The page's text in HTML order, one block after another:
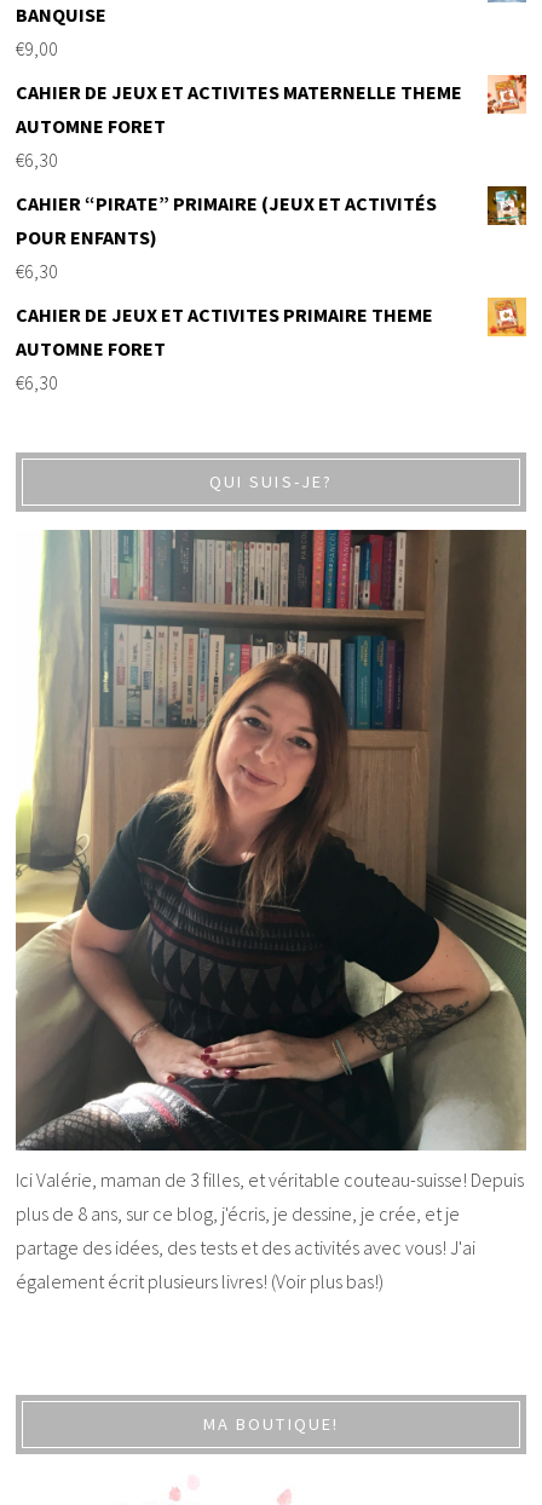
BANQUISE
€9,00
CAHIER DE JEUX ET ACTIVITES MATERNELLE THEME
AUTOMNE FORET
€6,30
CAHIER “PIRATE” PRIMAIRE (JEUX ET ACTIVITÉS
POUR ENFANTS)
€6,30
CAHIER DE JEUX ET ACTIVITES PRIMAIRE THEME
AUTOMNE FORET
€6,30
QUI SUIS-JE?
Ici Valérie, maman de 3 filles, et véritable couteau-suisse! Depuis
plus de 8 ans, sur ce blog, j'écris, je dessine, je crée, et je
partage des idées, des tests et des activités avec vous! J'ai
également écrit plusieurs livres! (Voir plus bas!)
MA BOUTIQUE!